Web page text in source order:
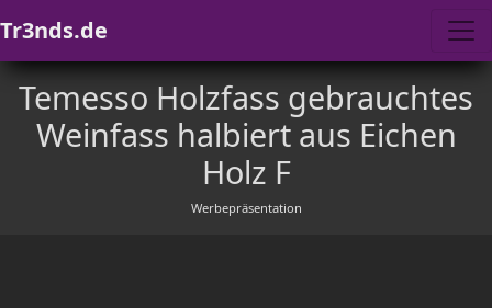
Tr3nds.de
Temesso Holzfass gebrauchtes
Weinfass halbiert aus Eichen
Holz F
Werbepräsentation